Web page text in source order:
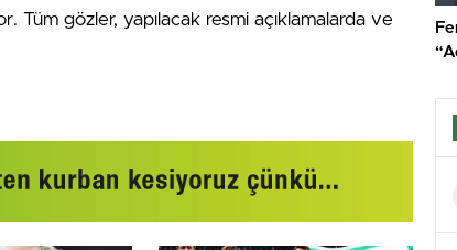
Tüm gözler, yapılacak resmi açıklamalarda ve